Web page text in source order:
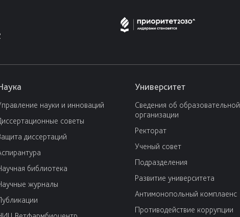
науки и инноваций
советы
диссертаций
библиотека
журналы
Университет
Сведения об образовательной
организации
Ректорат
Ученый совет
Подразделения
Развитие университета
Антимонопольный комплаенс
Противодействие коррупции